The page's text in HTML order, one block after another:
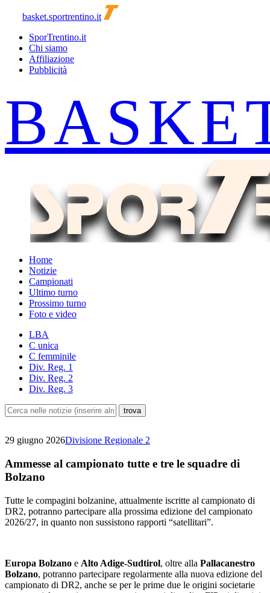
basket.sportrentino.it
SporTrentino.it
Chi siamo
Affiliazione
Pubblicità
Home
Notizie
Campionati
Ultimo turno
Prossimo turno
Foto e video
LBA
C unica
C femminile
Div. Reg. 1
Div. Reg. 2
Div. Reg. 3
29 giugno 2026Divisione Regionale 2
Ammesse al campionato tutte e tre le squadre di
Bolzano
Tutte le compagini bolzanine, attualmente iscritte al campionato di
DR2, potranno partecipare alla prossima edizione del campionato
2026/27, in quanto non sussistono rapporti “satellitari”.
Europa Bolzano e Alto Adige-Sudtirol, oltre alla Pallacanestro
Bolzano, potranno partecipare regolarmente alla nuova edizione del
campionato di DR2, anche se per le prime due le origini societarie